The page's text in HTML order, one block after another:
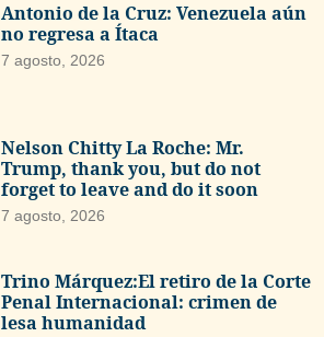
Antonio de la Cruz: Venezuela aún
no regresa a Ítaca
7 agosto, 2026
Nelson Chitty La Roche: Mr.
Trump, thank you, but do not
forget to leave and do it soon
7 agosto, 2026
Trino Márquez:El retiro de la Corte
Penal Internacional: crimen de
lesa humanidad